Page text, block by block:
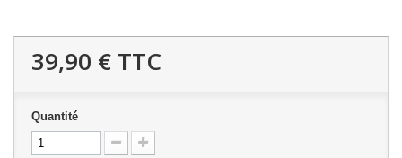
39,90 € TTC
Quantité